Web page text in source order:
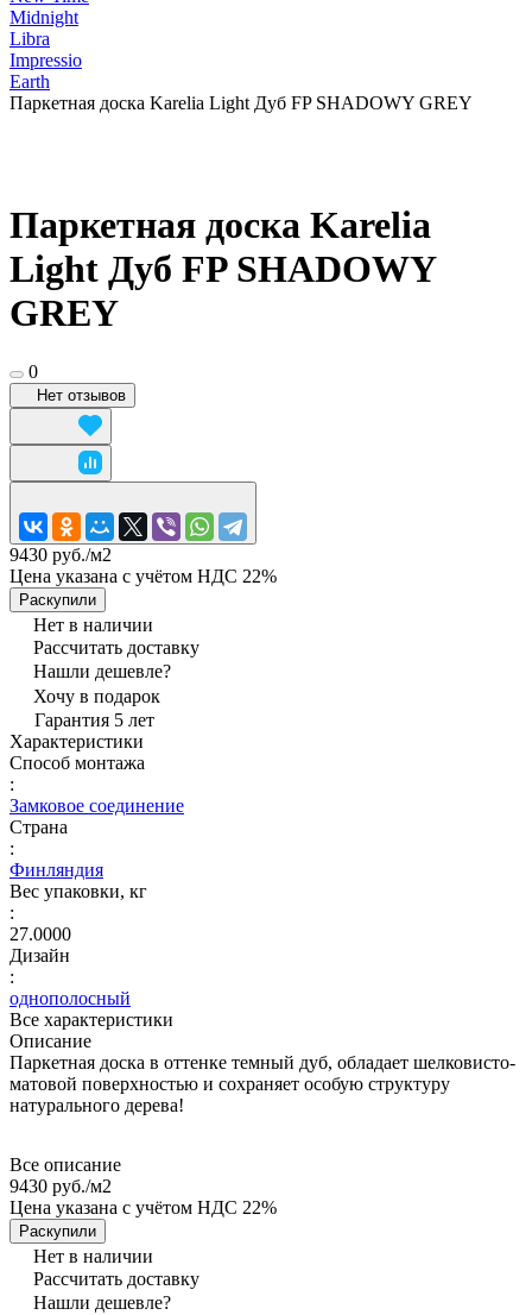
Midnight
Libra
Impressio
Earth
Паркетная доска Karelia Light Дуб FP SHADOWY GREY
Паркетная доска Karelia
Light Дуб FP SHADOWY
GREY
0
Нет отзывов
9430 руб./м2
Цена указана с учётом НДС 22%
Раскупили
Нет в наличии
Рассчитать доставку
Нашли дешевле?
Хочу в подарок
Гарантия 5 лет
Характеристики
Способ монтажа
:
Замковое соединение
Страна
:
Финляндия
Вес упаковки, кг
:
27.0000
Дизайн
:
однополосный
Все характеристики
Описание
Паркетная доска в оттенке темный дуб, обладает шелковисто-
матовой поверхностью и сохраняет особую структуру
натурального дерева!
Все описание
9430 руб./м2
Цена указана с учётом НДС 22%
Раскупили
Нет в наличии
Рассчитать доставку
Нашли дешевле?